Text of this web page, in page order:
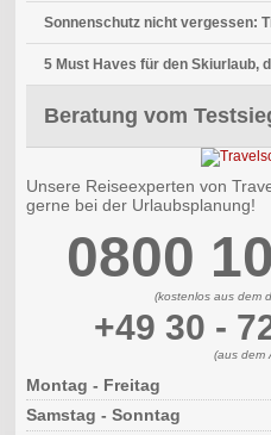
Sonnenschutz nicht vergessen:
5 Must Haves für den Skiurlaub,
Beratung vom
Unsere Reiseexperten von
gerne bei der Urlaubsplanung!
0800
(kostenlos aus dem
+49 30 -
(aus dem
Montag - Freitag
Samstag - Sonntag